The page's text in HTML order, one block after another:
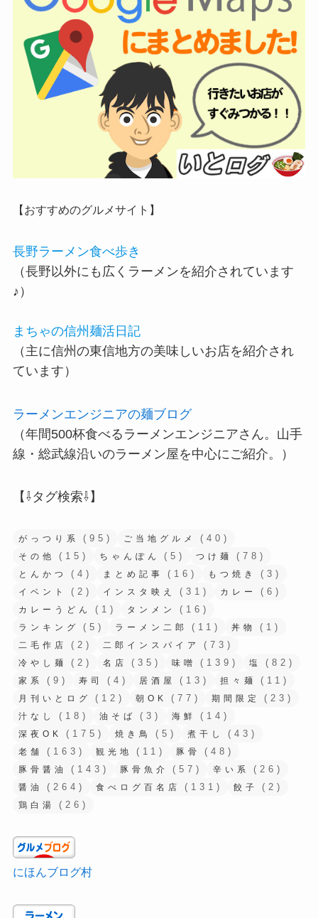
【おすすめのグルメサイト】
長野ラーメン食べ歩き
（長野以外にも広くラーメンを紹介されています
♪）
まちゃの信州麺活日記
（主に信州の東信地方の美味しいお店を紹介され
ています）
ラーメンエンジニアの麺ブログ
（年間500杯食べるラーメンエンジニアさん。山手
線・総武線沿いのラーメン屋を中心にご紹介。）
【⇩タグ検索⇩】
がっつり系 (95) ご当地グルメ (40)
その他 (15) ちゃんぽん (5) つけ麺 (78)
とんかつ (4) まとめ記事 (16) もつ焼き (3)
イベント (2) インスタ映え (31) カレー (6)
カレーうどん (1) タンメン (16)
ランキング (5) ラーメン二郎 (11) 丼物 (1)
二毛作店 (2) 二郎インスパイア (73)
冷やし麺 (2) 名店 (35) 味噌 (139) 塩 (82)
家系 (9) 寿司 (4) 居酒屋 (13) 担々麺 (11)
月刊いとログ (12) 朝OK (77) 期間限定 (23)
汁なし (18) 油そば (3) 海鮮 (14)
深夜OK (175) 焼き鳥 (5) 煮干し (43)
老舗 (163) 観光地 (11) 豚骨 (48)
豚骨醤油 (143) 豚骨魚介 (57) 辛い系 (26)
醤油 (264) 食べログ百名店 (131) 餃子 (2)
鶏白湯 (26)
にほんブログ村